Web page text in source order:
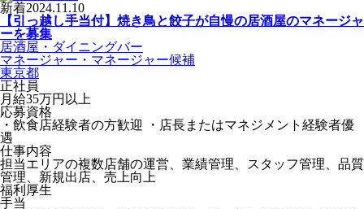
新着2024.11.10
【引っ越し手当付】焼き鳥と餃子が自慢の居酒屋のマネージャ
ーを募集
居酒屋・ダイニングバー
マネージャー・マネージャー候補
東京都
正社員
月給35万円以上
応募資格
・飲食店経験者の方歓迎 ・店長またはマネジメント経験者優
遇
仕事内容
担当エリアの複数店舗の運営、業績管理、スタッフ管理、品質
管理、新規出店、売上向上
福利厚生
手当